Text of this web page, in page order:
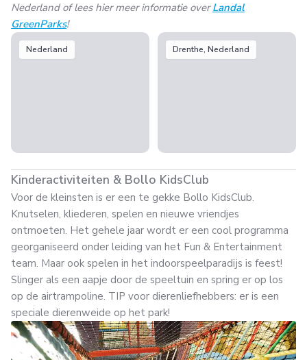
Nederland of lees hier meer informatie overLandal
GreenParks!
Nederland Drenthe, Nederland
Kinderactiviteiten & Bollo KidsClub
Voor de kleinsten is er een te gekke Bollo KidsClub.
Knutselen, kliederen, spelen en nieuwe vriendjes
ontmoeten. Het gehele jaar wordt er een cool programma
georganiseerd onder leiding van het Fun & Entertainment
team. Maar ook spelen in het indoorspeelparadijs is feest!
Slinger als een aapje door de speeltuin en spring er op los
op de airtrampoline. TIP voor dierenliefhebbers: er is een
speciale dierenweide op het park!